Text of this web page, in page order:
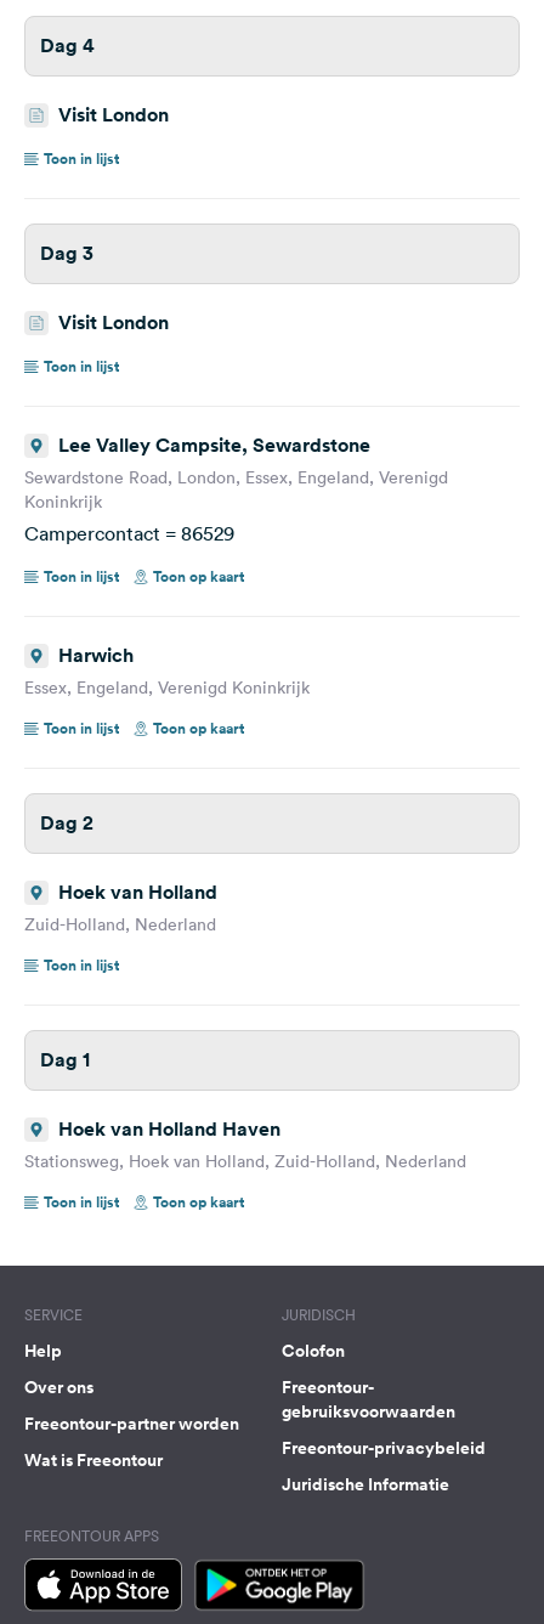
Dag 4
Visit London
Toon in lijst
Dag 3
Visit London
Toon in lijst
Lee Valley Campsite, Sewardstone
Sewardstone Road, London, Essex, Engeland, Verenigd
Koninkrijk
Campercontact = 86529
Toon in lijst Toon op kaart
Harwich
Essex, Engeland, Verenigd Koninkrijk
Toon in lijst
Toon op kaart
Dag 2
Hoek van Holland
Zuid-Holland, Nederland
Toon in lijst
Dag 1
Hoek van Holland Haven
Stationsweg, Hoek van Holland, Zuid-Holland, Nederland
Toon in lijst
Toon op kaart
SERVICE
Help
Over ons
Freeontour-partner worden
Wat is Freeontour
JURIDISCH
Colofon
Freeontour-
gebruiksvoorwaarden
Freeontour-privacybeleid
Juridische Informatie
FREEONTOUR APPS